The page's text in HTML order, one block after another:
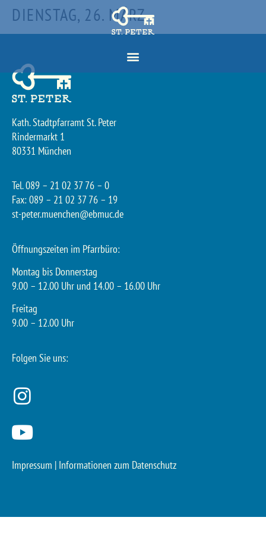
DIENSTAG, 26. MÄRZ
Kath. Stadtpfarramt St. Peter
Rindermarkt 1
80331 München
Tel. 089 – 21 02 37 76 – 0
Fax: 089 – 21 02 37 76 – 19
st-peter.muenchen@ebmuc.de
Öffnungszeiten im Pfarrbüro:
Montag bis Donnerstag
9.00 – 12.00 Uhr und 14.00 – 16.00 Uhr
Freitag
9.00 – 12.00 Uhr
Folgen Sie uns:
Impressum | Informationen zum Datenschutz